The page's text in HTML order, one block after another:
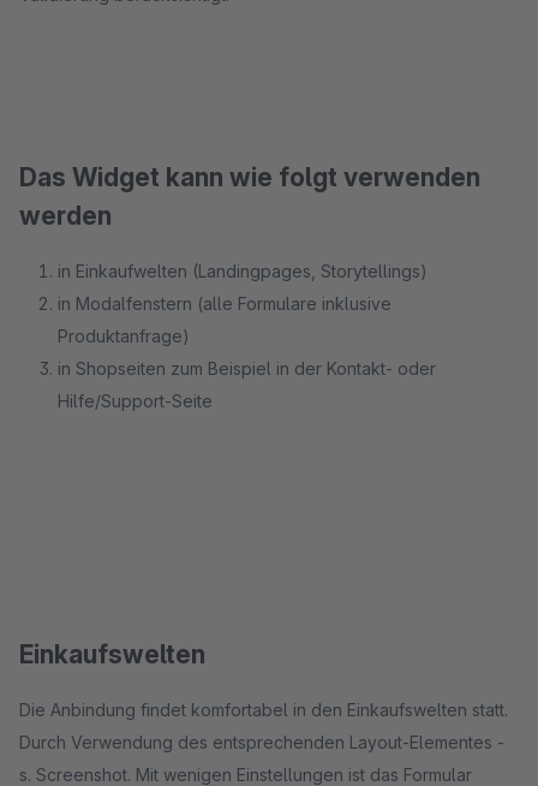
Das Widget kann wie folgt verwenden
werden
in Einkaufwelten (Landingpages, Storytellings)
in Modalfenstern (alle Formulare inklusive
Produktanfrage)
in Shopseiten zum Beispiel in der Kontakt- oder
Hilfe/Support-Seite
Einkaufswelten
Die Anbindung findet komfortabel in den Einkaufswelten statt.
Durch Verwendung des entsprechenden Layout-Elementes -
s. Screenshot. Mit wenigen Einstellungen ist das Formular